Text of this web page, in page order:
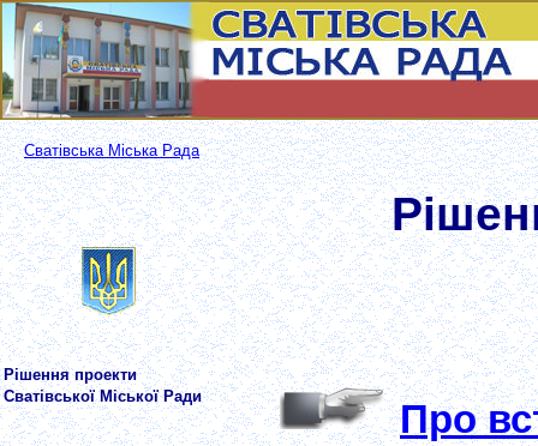
Сватівська Міська Рада
Рішення проекти
Сватівської Міської Ради
Про